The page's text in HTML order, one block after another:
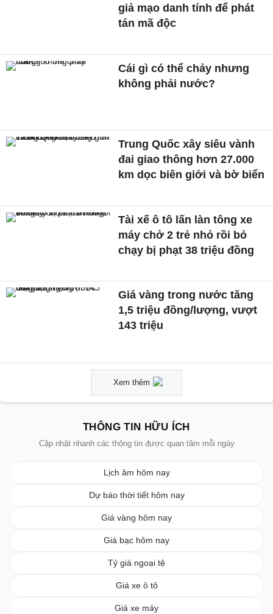
giả mạo danh tính để phát
tán mã độc
Cái gì có thể chảy nhưng
không phải nước?
Trung Quốc xây siêu vành
đai giao thông hơn 27.000
km dọc biên giới và bờ biển
Tài xế ô tô lấn làn tông xe
máy chở 2 trẻ nhỏ rồi bỏ
chạy bị phạt 38 triệu đồng
Giá vàng trong nước tăng
1,5 triệu đồng/lượng, vượt
143 triệu
Xem thêm
THÔNG TIN HỮU ÍCH
Cập nhật nhanh các thông tin được quan tâm mỗi ngày
Lịch âm hôm nay
Dự báo thời tiết hôm nay
Giá vàng hôm nay
Giá bạc hôm nay
Tỷ giá ngoại tệ
Giá xe ô tô
Giá xe máy